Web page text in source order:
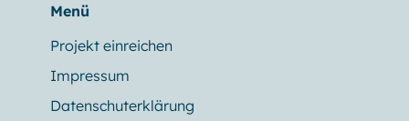
Menü
Projekt einreichen
Impressum
Datenschuterklärung